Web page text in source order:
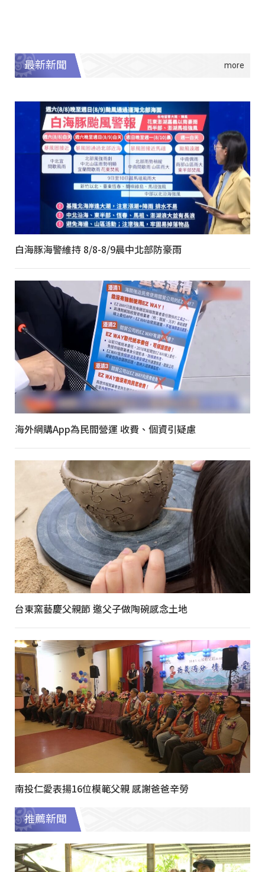
最新新聞
白海豚海警維持 8/8-8/9晨中北部防豪雨
海外網購App為民間營運 收費、個資引疑慮
台東窯藝慶父親節 邀父子做陶碗感念土地
南投仁愛表揚16位模範父親 感謝爸爸辛勞
推薦新聞